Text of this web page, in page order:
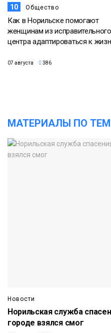
10 Общество
Как в Норильске помогают
женщинам из исправительного
центра адаптироваться к
07 августа 386
МАТЕРИАЛЫ ПО
Новости
Норильская служба
городе взялся смог